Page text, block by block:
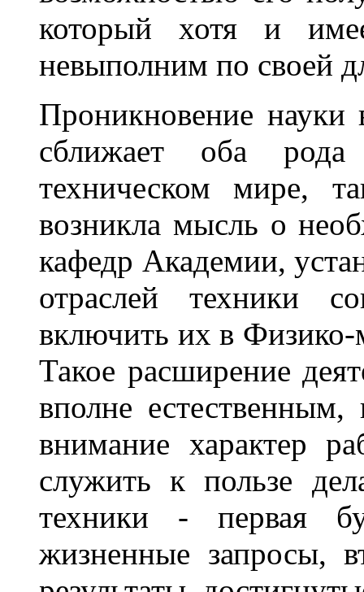
который хотя и
невыполним по своей
Проникновение науки
сближает оба
техническом мире,
возникла мысль о
кафедр Академии,
отраслей техники
включить их в Физико-
Такое расширение
вполне
внимание характер
служить к пользе
техники - первая
жизненные запросы,